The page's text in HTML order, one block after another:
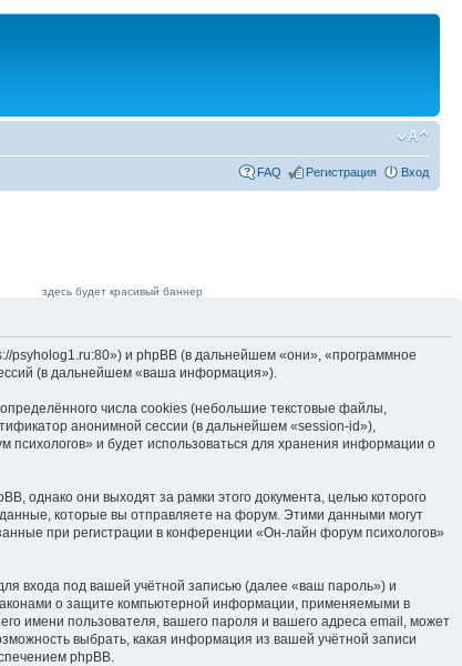
FAQ Регистрация Вход
здесь будет красивый баннер
psyholog1.ru:80») и phpBB (в дальнейшем «они», «программное
(в дальнейшем «ваша информация»).
числа cookies (небольшие текстовые файлы,
анонимной сессии (в дальнейшем «session-id»),
и будет использоваться для хранения информации о
однако они выходят за рамки этого документа, целью которого
которые вы отправляете на форум. Этими данными могут
при регистрации в конференции «Он-лайн форум психологов»
входа под вашей учётной записью (далее «ваш пароль») и
о защите компьютерной информации, применяемыми в
имени пользователя, вашего пароля и вашего адреса email, может
выбрать, какая информация из вашей учётной записи
phpBB.